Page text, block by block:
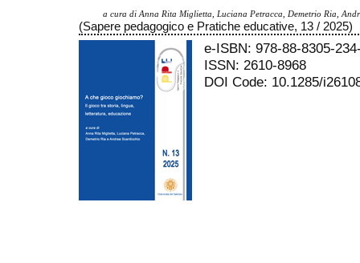
a cura di Anna Rita Miglietta, Luciana Petracca, Demetrio Ria,
(Sapere pedagogico e Pratiche educative, 13 / 2025)
e-ISBN: 978-88-8305-
ISSN: 2610-8968
DOI Code: 10.1285/